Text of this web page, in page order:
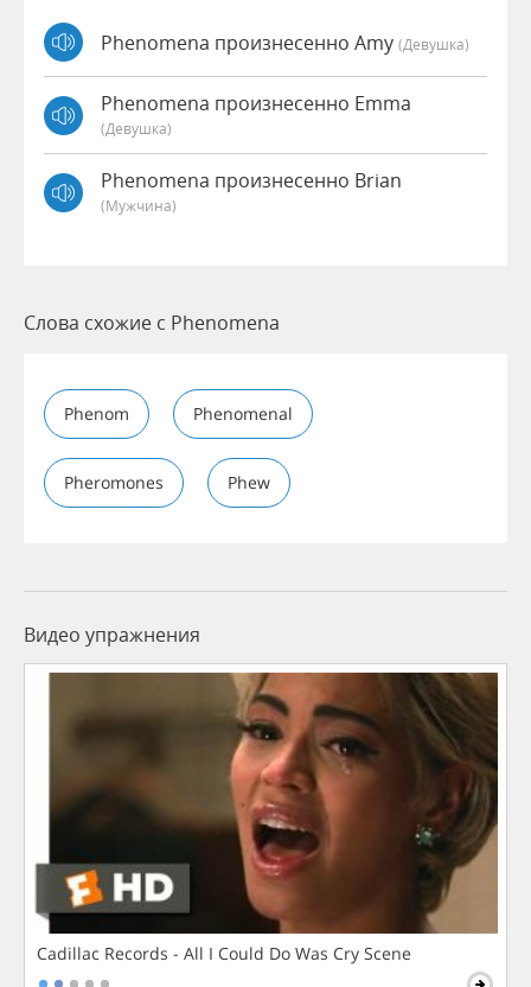
Phenomena произнесенно Amy (девушка)
Phenomena произнесенно Emma
(девушка)
Phenomena произнесенно Brian
(мужчина)
Слова схожие с Phenomena
Phenom Phenomenal
Pheromones Phew
Видео упражнения
Cadillac Records - All I Could Do Was Cry Scene